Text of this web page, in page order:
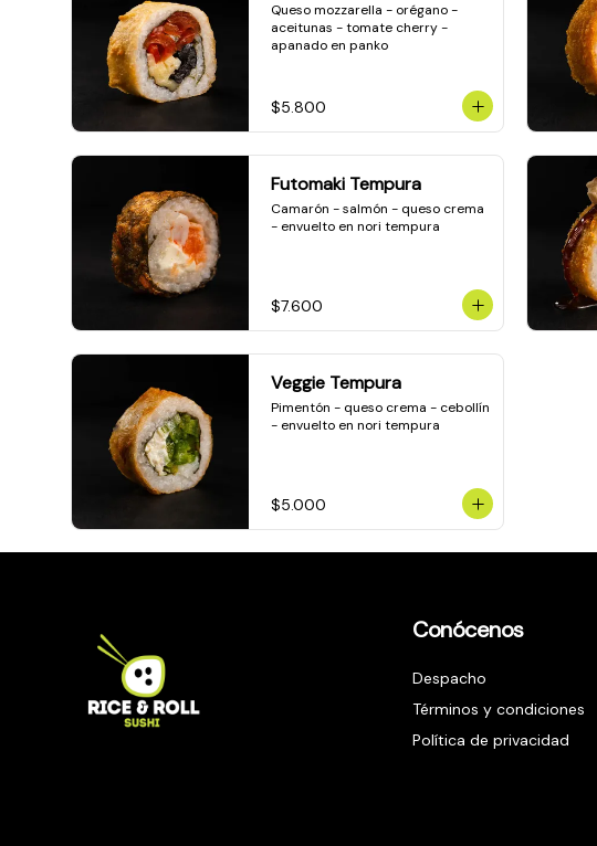
Queso mozzarella - orégano -
aceitunas - tomate cherry -
apanado en panko
$5.800
Futomaki Tempura
Camarón - salmón - queso crema
- envuelto en nori tempura
$7.600
Veggie Tempura
Pimentón - queso crema - cebollín
- envuelto en nori tempura
$5.000
Conócenos
Despacho
Términos y condiciones
Política de privacidad